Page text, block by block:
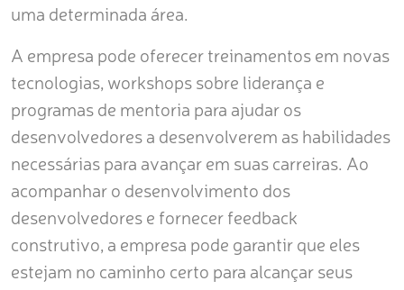
uma determinada área.
A empresa pode oferecer treinamentos em novas
tecnologias, workshops sobre liderança e
programas de mentoria para ajudar os
desenvolvedores a desenvolverem as habilidades
necessárias para avançar em suas carreiras. Ao
acompanhar o desenvolvimento dos
desenvolvedores e fornecer feedback
construtivo, a empresa pode garantir que eles
estejam no caminho certo para alcançar seus